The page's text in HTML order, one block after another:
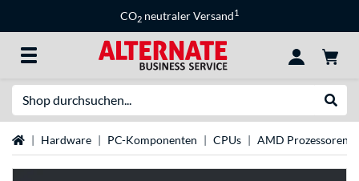
CO2 neutraler Versand1
StartseiteHardware PC-Komponenten CPUs AMD Prozessoren